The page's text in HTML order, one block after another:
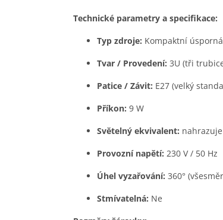
Technické parametry a specifikace:
Typ zdroje: Kompaktní úsporná
Tvar / Provedení: 3U (tři
Patice / Závit: E27 (velký
Příkon: 9 W
Světelný ekvivalent:
Provozní napětí: 230 V / 50 Hz
Úhel vyzařování: 360°
Stmívatelná: Ne